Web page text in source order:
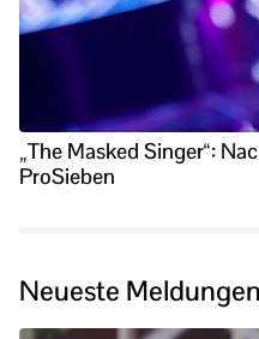
„The Masked Singer“:
ProSieben
Neueste Meldungen